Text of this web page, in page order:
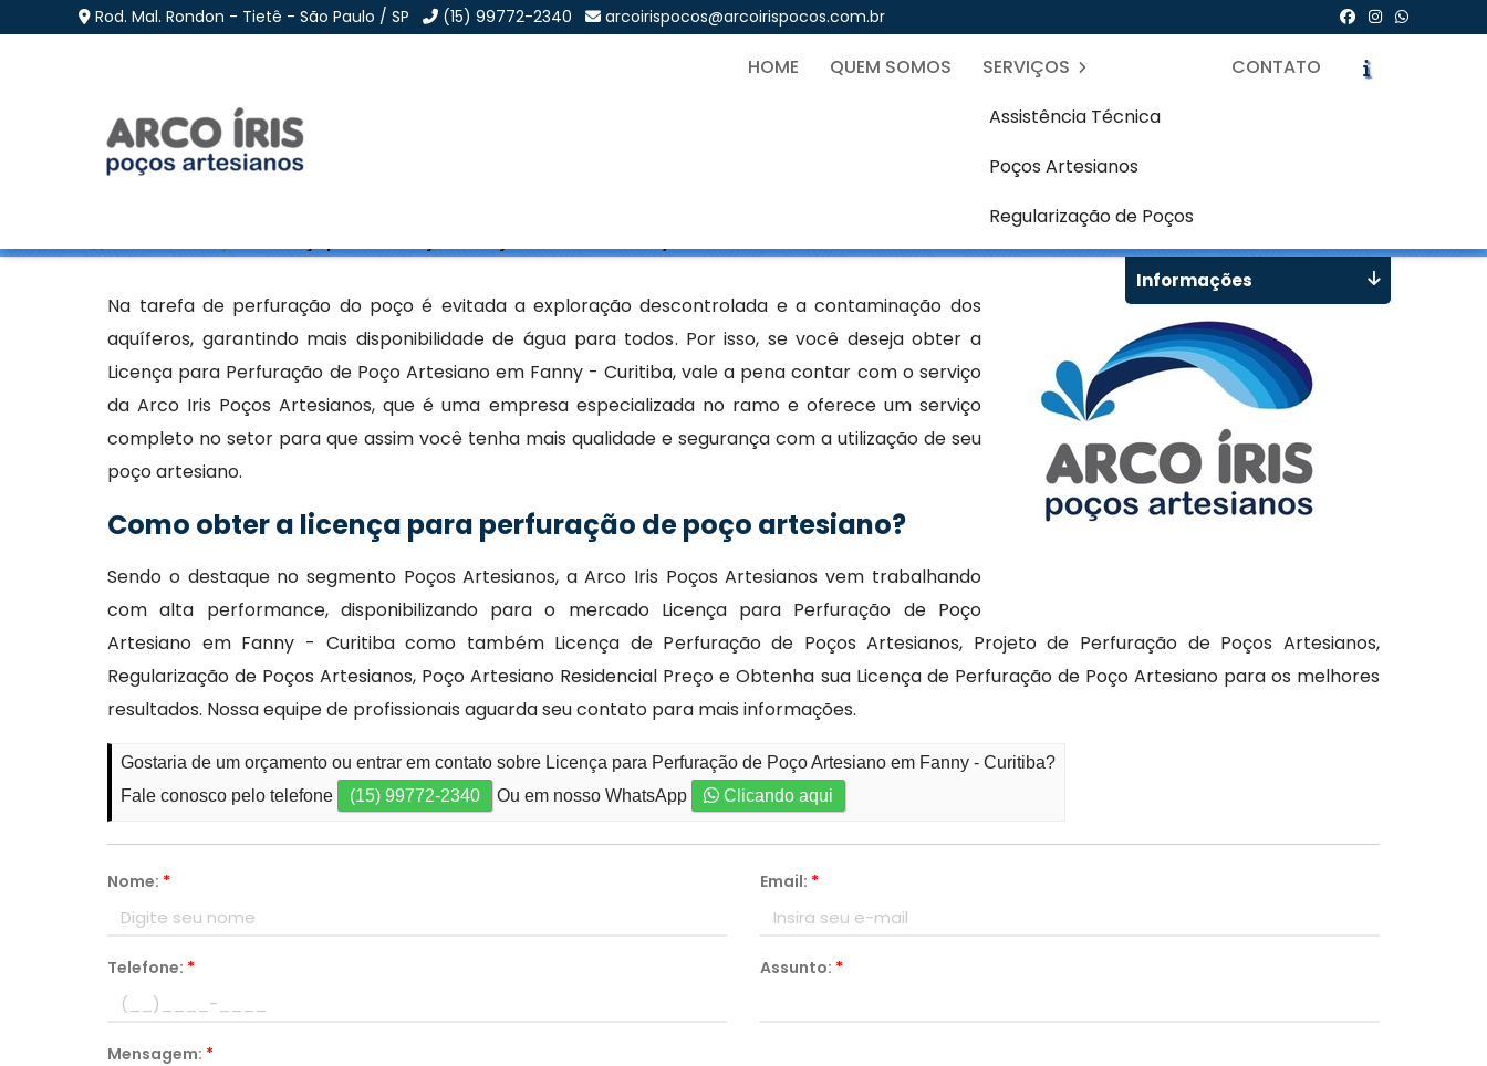
Rod. Mal. Rondon - Tietê - São Paulo / SP (15) 99772-2340 arcoirispocos@arcoirispocos.com.br
HOME QUEM SOMOS
SERVIÇOS
Assistência Técnica
Poços Artesianos
Regularização de Poços
CONTATO
Licença para Perfuração de Poço Artesiano em Fanny - Curitiba
Na tarefa de perfuração do poço é evitada a exploração descontrolada e a contaminação dos
aquíferos, garantindo mais disponibilidade de água para todos. Por isso, se você deseja obter a
Licença para Perfuração de Poço Artesiano em Fanny - Curitiba, vale a pena contar com o serviço
da Arco Iris Poços Artesianos, que é uma empresa especializada no ramo e oferece um serviço
completo no setor para que assim você tenha mais qualidade e segurança com a utilização de seu
poço artesiano.
Como obter a licença para perfuração de poço artesiano?
Sendo o destaque no segmento Poços Artesianos, a Arco Iris Poços Artesianos vem trabalhando
com alta performance, disponibilizando para o mercado Licença para Perfuração de Poço
Artesiano em Fanny - Curitiba como também Licença de Perfuração de Poços Artesianos, Projeto de Perfuração de Poços Artesianos,
Regularização de Poços Artesianos, Poço Artesiano Residencial Preço e Obtenha sua Licença de Perfuração de Poço Artesiano para os melhores
resultados. Nossa equipe de profissionais aguarda seu contato para mais informações.
Gostaria de um orçamento ou entrar em contato sobre Licença para Perfuração de Poço Artesiano em Fanny - Curitiba?
Fale conosco pelo telefone
(15) 99772-2340 Ou em nosso WhatsApp Clicando aqui
Nome: * Email: *
Telefone: * Assunto: *
Mensagem: *
Informações